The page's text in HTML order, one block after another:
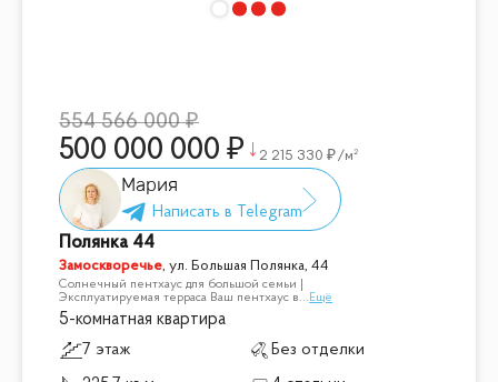
554 566 000
500 000 000 2 215 330 /м²
Мария
Полянка 44
Замоскворечье,ул. Большая Полянка, 44
Солнечный пентхаус для большой семьи |
Эксплуатируемая терраса Ваш пентхаус в... Ещё
5-комнатная квартира
7 этаж
Без отделки